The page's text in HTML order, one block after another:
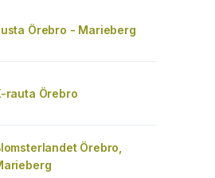
Örebro - Marieberg
rauta Örebro
Örebro,